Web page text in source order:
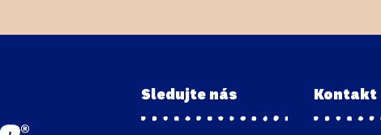
Sledujte nás Kontakt